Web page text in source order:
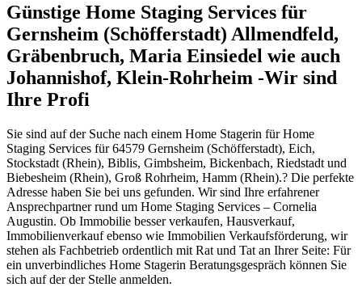
Günstige Home Staging Services für
Gernsheim (Schöfferstadt) Allmendfeld,
Gräbenbruch, Maria Einsiedel wie auch
Johannishof, Klein-Rohrheim -Wir sind
Ihre Profi
Sie sind auf der Suche nach einem Home Stagerin für Home
Staging Services für 64579 Gernsheim (Schöfferstadt), Eich,
Stockstadt (Rhein), Biblis, Gimbsheim, Bickenbach, Riedstadt und
Biebesheim (Rhein), Groß Rohrheim, Hamm (Rhein).? Die perfekte
Adresse haben Sie bei uns gefunden. Wir sind Ihre erfahrener
Ansprechpartner rund um Home Staging Services – Cornelia
Augustin. Ob Immobilie besser verkaufen, Hausverkauf,
Immobilienverkauf ebenso wie Immobilien Verkaufsförderung, wir
stehen als Fachbetrieb ordentlich mit Rat und Tat an Ihrer Seite: Für
ein unverbindliches Home Stagerin Beratungsgespräch können Sie
sich auf der der Stelle anmelden.